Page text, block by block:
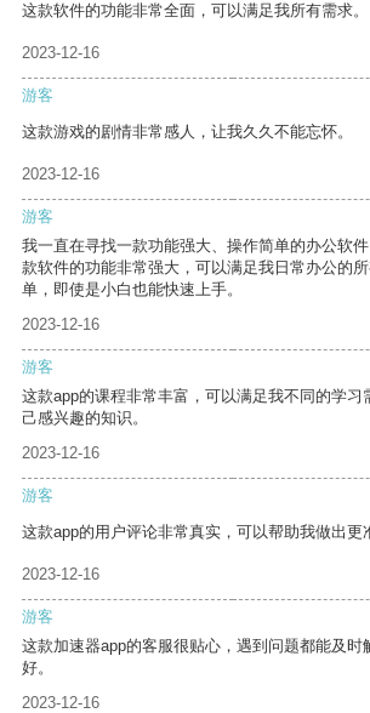
这款软件的功能非常全面，可以满足我所有需求。
2023-12-16
游客
这款游戏的剧情非常感人，让我久久不能忘怀。
2023-12-16
游客
我一直在寻找一款功能强大、操作简单的办公软
款软件的功能非常强大，可以满足我日常办公的
单，即使是小白也能快速上手。
2023-12-16
游客
这款app的课程非常丰富，可以满足我不同的学习
己感兴趣的知识。
2023-12-16
游客
这款app的用户评论非常真实，可以帮助我做出更
2023-12-16
游客
这款加速器app的客服很贴心，遇到问题都能及时
好。
2023-12-16